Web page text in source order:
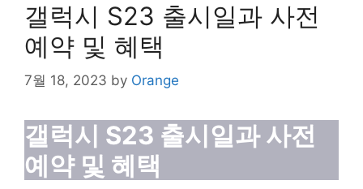
갤럭시 S23 출시일과 사전
예약 및 혜택
7월 18, 2023 by Orange
갤럭시 S23 출시일과 사전
예약 및 혜택